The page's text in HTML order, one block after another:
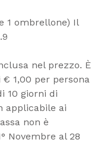
1 ombrellone) Il
nel prezzo. È
1,00 per persona
10 giorni di
applicabile ai
non è
Novembre al 28